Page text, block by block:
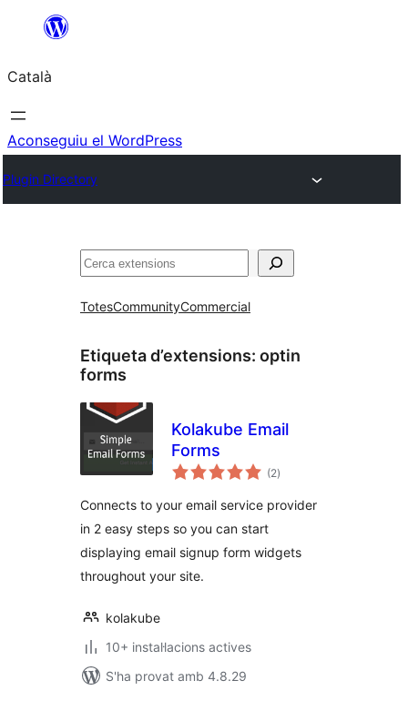
contingut
Català
Aconseguiu el WordPress
Plugin Directory
Cerca
TotesCommunityCommercial
Etiqueta d’extensions: optin
forms
Kolakube Email
Forms
(2puntuacions
totals
)
Connects to your email service provider
in 2 easy steps so you can start
displaying email signup form widgets
throughout your site.
kolakube
10+ instal·lacions actives
S'ha provat amb 4.8.29